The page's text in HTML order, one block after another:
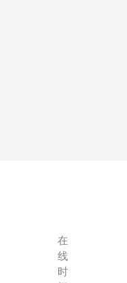
在
线
时